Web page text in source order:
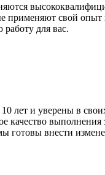
применяют свой опыт
работу для вас.
лет и уверены в
качество выполнения
готовы внести